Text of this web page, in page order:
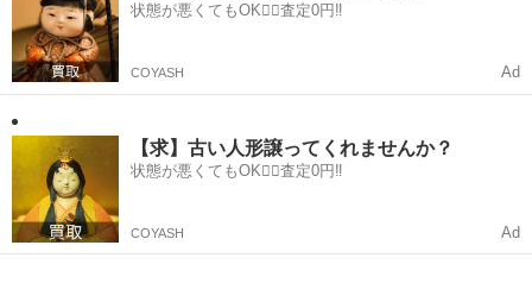
状態が悪くてもOK🙆‍♀️査定0円‼️
COYASH Ad
【求】古い人形譲ってくれませんか？
状態が悪くてもOK🙆‍♀️査定0円‼️
COYASH Ad